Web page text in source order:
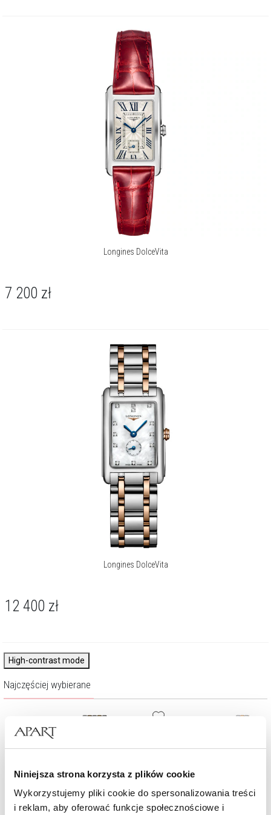
Niniejsza strona korzysta z plików cookie
Wykorzystujemy pliki cookie do spersonalizowania treści
i reklam, aby oferować funkcje społecznościowe i
Manufaktura zegarmistrzowska Longines z siedzibą w szwajcarskim
Saint-Imier od 1832 roku, legitymuje się ekspercką wiedzą
przesiąkniętą tradycją, elegancją i wydajnością.
Poprzez wielopokoleniowe doświadczenia w roli oficjalnego
chronometrażysty imprez o randze mistrzostw świata oraz jako
partner międzynarodowych federacji sportowych, Longines nawiązał
silne i długotrwałe relacje ze światem sportu.
Marka słynąca z wyjątkowej elegancji swoich czasomierzy jest
członkiem Swatch Group Ltd., wiodącego producenta zegarków na
Korzystający z emblematu uskrzydlonej klepsydry Longines jest
obecny w ponad 150 krajach na całym świecie.
Longines DolceVita
7 200 zł
Longines DolceVita
12 400 zł
High-contrast mode
Najczęściej wybierane